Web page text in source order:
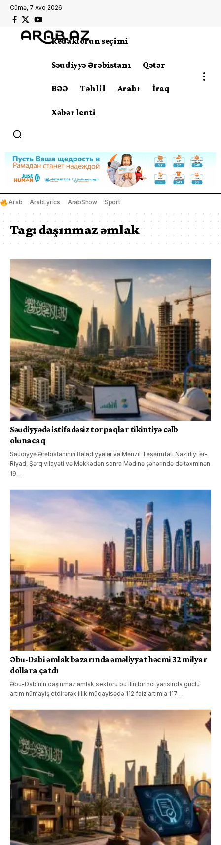
Cümə, 7 Avq 2026
Redaktorun seçimi
Səudiyyə Ərəbistanı Qətər
BƏƏ Təhlil Arab+ İraq
Xəbər lenti
Arab ArabLyrics ArabShow Sport
Tag:daşınmaz əmlak
Səudiyyədə istifadəsiz torpaqlar tikintiyə cəlb
olunacaq
Səudiyyə Ərəbistanının Bələdiyyələr və Mənzil Təsərrüfatı Nazirliyi ər-
Riyad, Şərq vilayəti və Məkkədən sonra Mədinə şəhərində də təxminən
19…
Əbu-Dabi əmlak bazarında əməliyyat həcmi 32 milyar
dollara çatdı
Əbu-Dabinin daşınmaz əmlak sektoru bu ilin birinci yarısında güclü
artım nümayiş etdirərək illik müqayisədə 112 faiz artımla 117…